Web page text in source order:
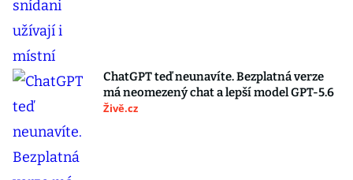
ChatGPT teď neunavíte. Bezplatná verze
má neomezený chat a lepší model GPT-5.6
Živě.cz